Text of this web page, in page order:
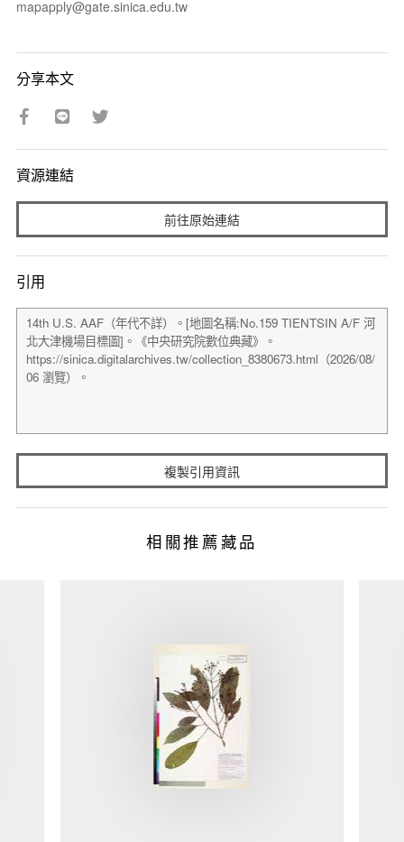
mapapply@gate.sinica.edu.tw
分享本文
資源連結
前往原始連結
引用
複製引用資訊
相關推薦藏品